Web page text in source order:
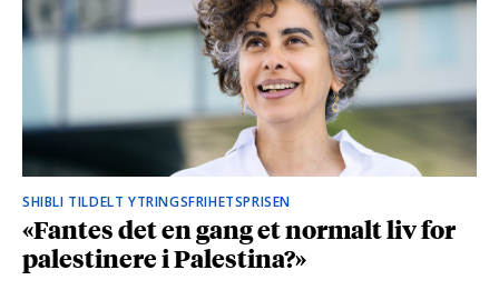
SHIBLI TILDELT YTRINGSFRIHETSPRISEN
«Fantes det en gang et normalt liv for
palestinere i Palestina?»